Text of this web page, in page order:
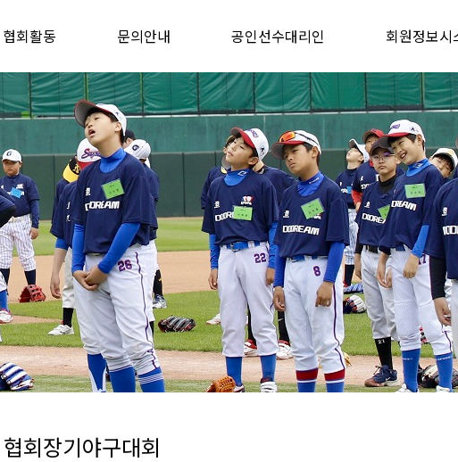
협회활동 문의안내 공인선수대리인 회원정보시
협회장기야구대회